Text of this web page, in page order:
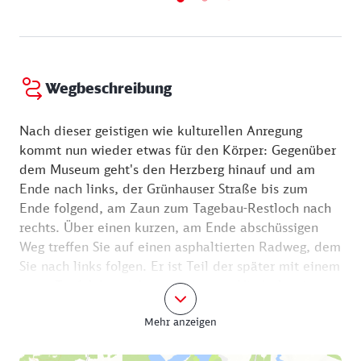
die Ausführung ihrer Werke dieser Gießerei. Im
Wegbeschreibung
Nach dieser geistigen wie kulturellen Anregung
kommt nun wieder etwas für den Körper: Gegenüber
dem Museum geht's den Herzberg hinauf und am
Ende nach links, der Grünhauser Straße bis zum
Ende folgend, am Zaun zum Tagebau-Restloch nach
rechts. Über einen kurzen, am Ende abschüssigen
Weg treffen Sie auf einen asphaltierten Radweg, dem
Sie nach links folgen. Er ist Teil der später mit einem
roten Teufelchen gekennzeichneten Niederlausitzer
Mehr anzeigen